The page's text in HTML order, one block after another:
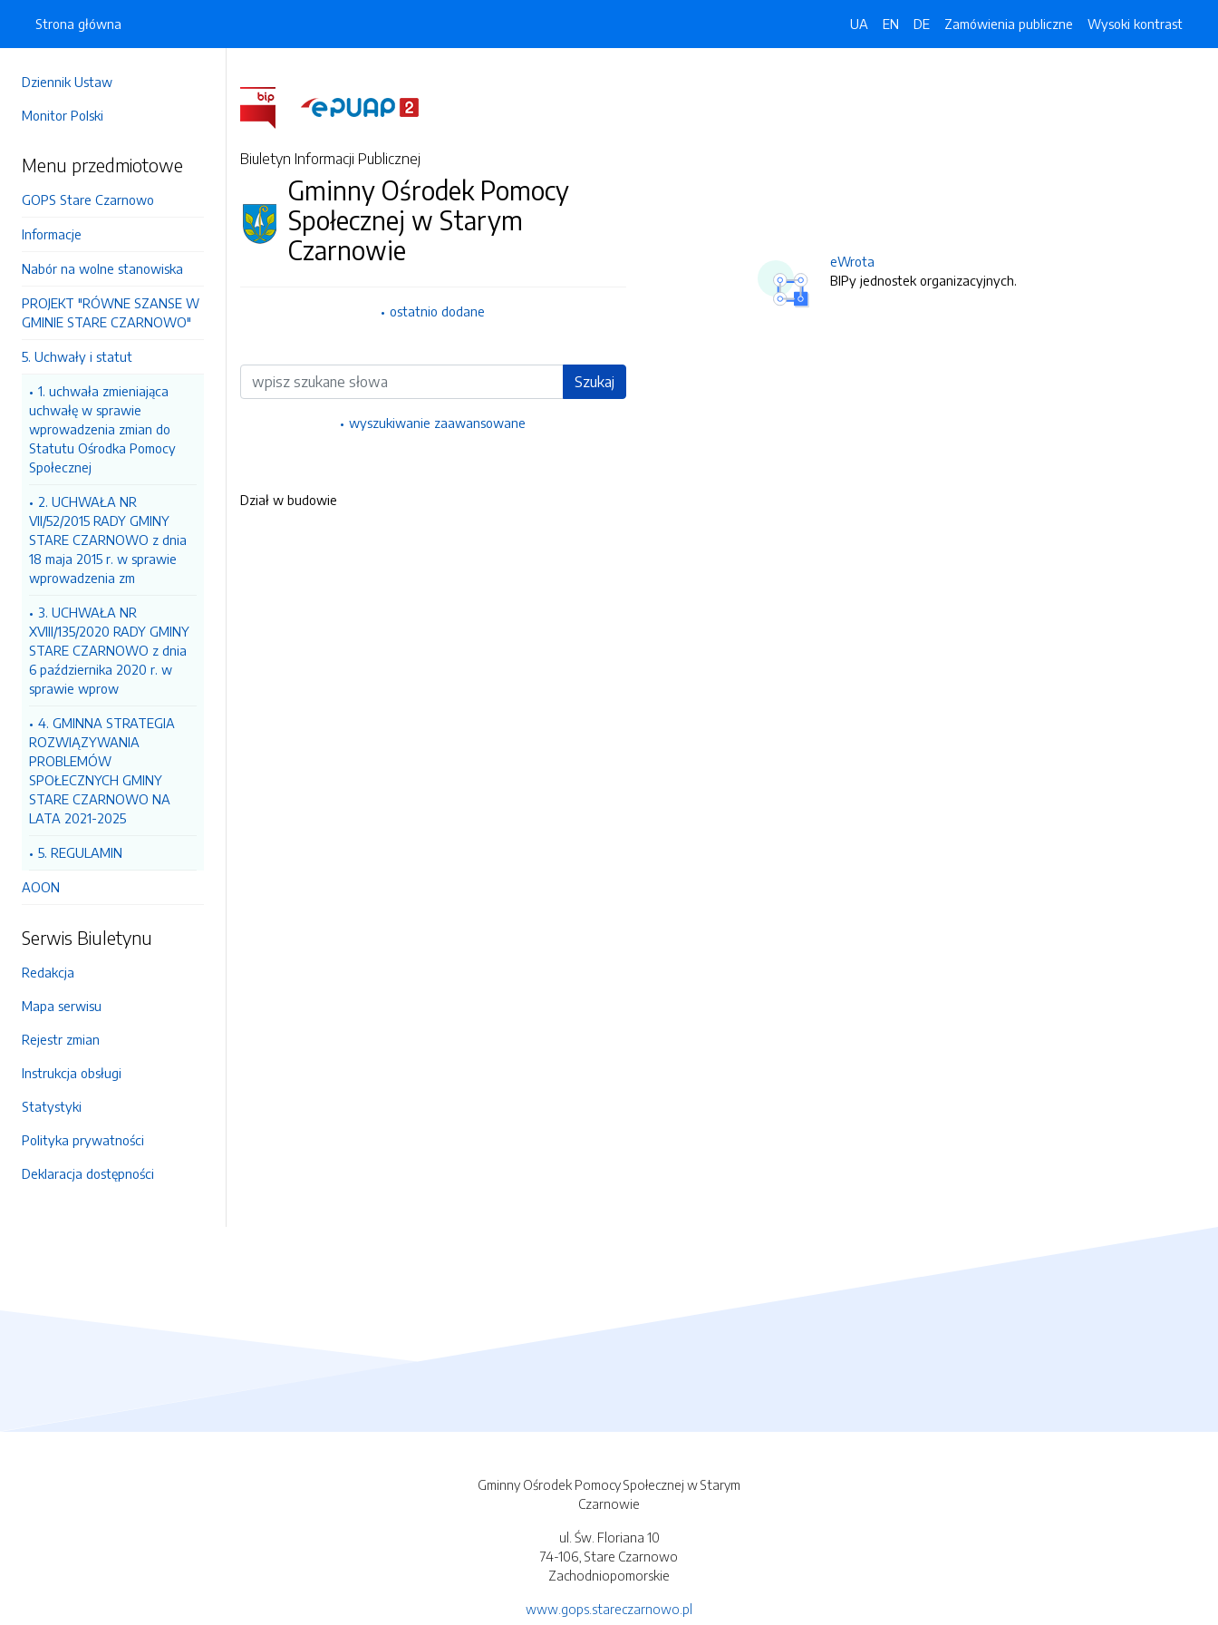
Dziennik Ustaw
Monitor Polski
Menu przedmiotowe
GOPS Stare Czarnowo
Informacje
Nabór na wolne stanowiska
PROJEKT "RÓWNE SZANSE W
GMINIE STARE CZARNOWO"
5. Uchwały i statut
1. uchwała zmieniająca
uchwałę w sprawie
wprowadzenia zmian do
Statutu Ośrodka Pomocy
Społecznej
2. UCHWAŁA NR
VII/52/2015 RADY GMINY
STARE CZARNOWO z dnia
18 maja 2015 r. w sprawie
wprowadzenia zm
3. UCHWAŁA NR
XVIII/135/2020 RADY GMINY
STARE CZARNOWO z dnia
6 października 2020 r. w
sprawie wprow
4. GMINNA STRATEGIA
ROZWIĄZYWANIA
PROBLEMÓW
SPOŁECZNYCH GMINY
STARE CZARNOWO NA
LATA 2021-2025
5. REGULAMIN
AOON
Serwis Biuletynu
Redakcja
Mapa serwisu
Rejestr zmian
Instrukcja obsługi
Statystyki
Polityka prywatności
Deklaracja dostępności
Strona główna UA EN DE Zamówienia publiczne Wysoki kontrast
Biuletyn Informacji Publicznej
Gminny Ośrodek Pomocy
Społecznej w Starym
Czarnowie
ostatnio dodane
Wyszukiwarka Szukaj
wyszukiwanie zaawansowane
eWrota
BIPy jednostek organizacyjnych.
Dział w budowie
Gminny Ośrodek Pomocy Społecznej w Starym
Czarnowie
ul. Św. Floriana 10
74-106, Stare Czarnowo
Zachodniopomorskie
www.gops.stareczarnowo.pl